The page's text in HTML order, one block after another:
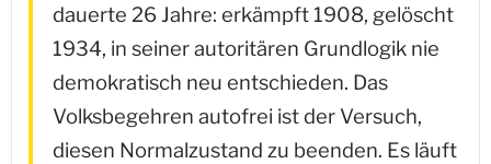
dauerte 26 Jahre: erkämpft 1908, gelöscht
1934, in seiner autoritären Grundlogik nie
demokratisch neu entschieden. Das
Volksbegehren autofrei ist der Versuch,
diesen Normalzustand zu beenden. Es läuft